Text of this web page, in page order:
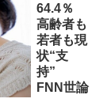
退の韓国 議員
たのか？」ソ
ン先発落ちは
」
本やがコンビニ
64.4％
高齢者も
若者も現
状“支
持”
FNN世論